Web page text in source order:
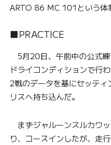
ARTO 86 MC 101という体
■PRACTICE
5月20日、午前中の公式練
ドライコンディションで行
2戦のデータを基にセッテ
リスへ持ち込んだ。
まずジャルーンスルカワ
り、コースインしたが、走